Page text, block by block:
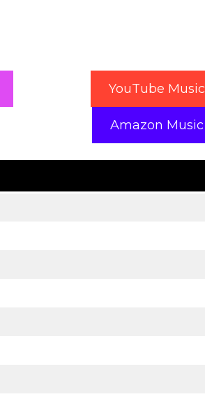
YouTube Music
Amazon Music